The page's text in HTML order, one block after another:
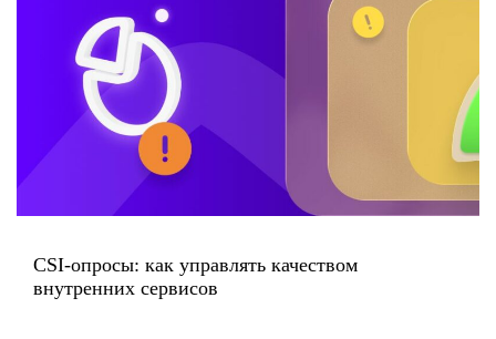
CSI-опросы: как управлять качеством
внутренних сервисов